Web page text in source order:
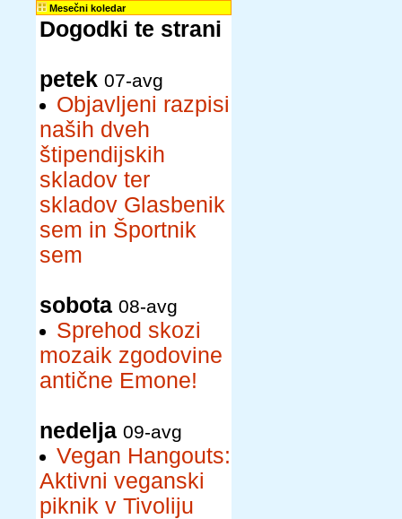
Mesečni koledar
Dogodki te strani
petek 07-avg
Objavljeni razpisi
naših dveh
štipendijskih
skladov ter
skladov Glasbenik
sem in Športnik
sem
sobota 08-avg
Sprehod skozi
mozaik zgodovine
antične Emone!
nedelja 09-avg
Vegan Hangouts:
Aktivni veganski
piknik v Tivoliju